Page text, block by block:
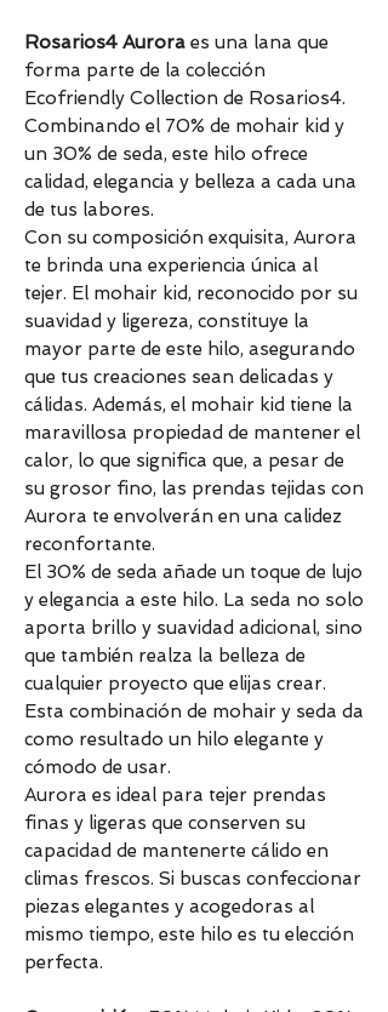
Rosarios4 Aurora es una lana que
forma parte de la colección
Ecofriendly Collection de Rosarios4.
Combinando el 70% de mohair kid y
un 30% de seda, este hilo ofrece
calidad, elegancia y belleza a cada una
de tus labores.
Con su composición exquisita, Aurora
te brinda una experiencia única al
tejer. El mohair kid, reconocido por su
suavidad y ligereza, constituye la
mayor parte de este hilo, asegurando
que tus creaciones sean delicadas y
cálidas. Además, el mohair kid tiene la
maravillosa propiedad de mantener el
calor, lo que significa que, a pesar de
su grosor fino, las prendas tejidas con
Aurora te envolverán en una calidez
reconfortante.
El 30% de seda añade un toque de lujo
y elegancia a este hilo. La seda no solo
aporta brillo y suavidad adicional, sino
que también realza la belleza de
cualquier proyecto que elijas crear.
Esta combinación de mohair y seda da
como resultado un hilo elegante y
cómodo de usar.
Aurora es ideal para tejer prendas
finas y ligeras que conserven su
capacidad de mantenerte cálido en
climas frescos. Si buscas confeccionar
piezas elegantes y acogedoras al
mismo tiempo, este hilo es tu elección
perfecta.